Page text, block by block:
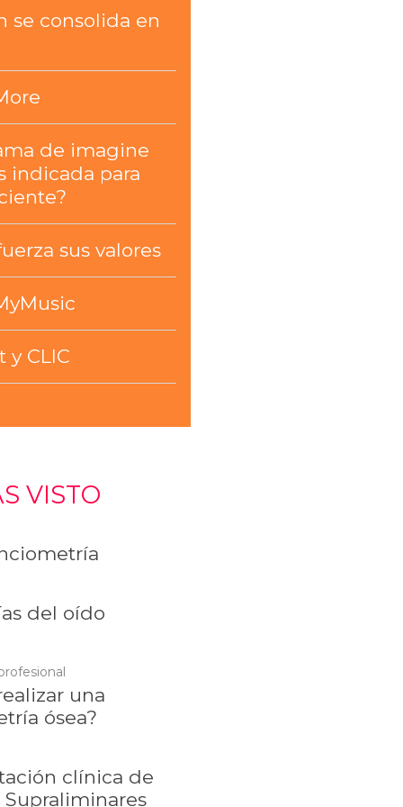
se consolida en
de imagine
indicada para
sus valores
y CLIC
VISTO
del oído
una
ósea?
clínica de
Supraliminares